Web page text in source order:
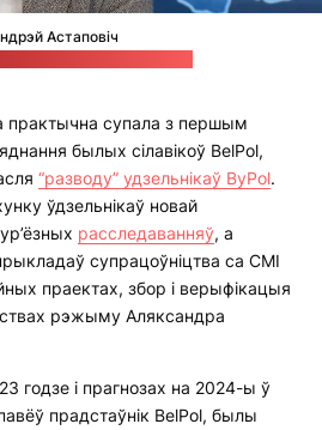
Астаповіч
практычна супала з першым
былых сілавікоў BelPol,
“разводу” удзельнікаў ByPol.
ўдзельнікаў новай
расследаванняў, а
супрацоўніцтва са СМІ
праектах, збор і верыфікацыя
рэжыму Аляксандра
годзе і прагнозах на 2024-ы ў
прадстаўнік BelPol, былы